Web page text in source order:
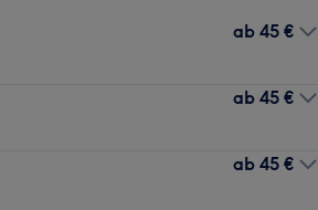
ab 45 €
ab 45 €
ab 45 €